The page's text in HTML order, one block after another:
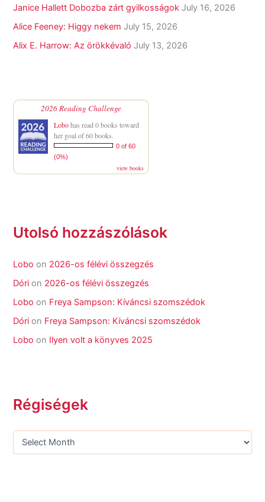
Janice Hallett Dobozba zárt gyilkosságok July 16, 2026
Alice Feeney: Higgy nekem July 15, 2026
Alix E. Harrow: Az örökkévaló July 13, 2026
2026 Reading Challenge
Lobohas read 0 books toward
her goal of 60 books.
0 of 60
(0%)
view books
Utolsó hozzászólások
Lobo on 2026-os félévi összegzés
Dóri on 2026-os félévi összegzés
Lobo on Freya Sampson: Kíváncsi szomszédok
Dóri on Freya Sampson: Kíváncsi szomszédok
Lobo on Ilyen volt a könyves 2025
Régiségek